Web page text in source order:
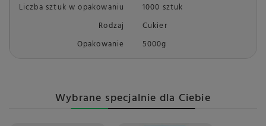
Liczba sztuk w opakowaniu
1000 sztuk
Rodzaj
Cukier
Opakowanie
5000g
Wybrane specjalnie dla Ciebie